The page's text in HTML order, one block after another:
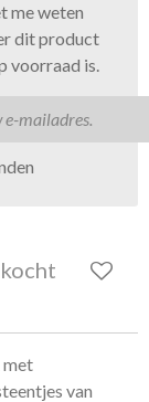
me weten
dit product
voorraad is.
met
van